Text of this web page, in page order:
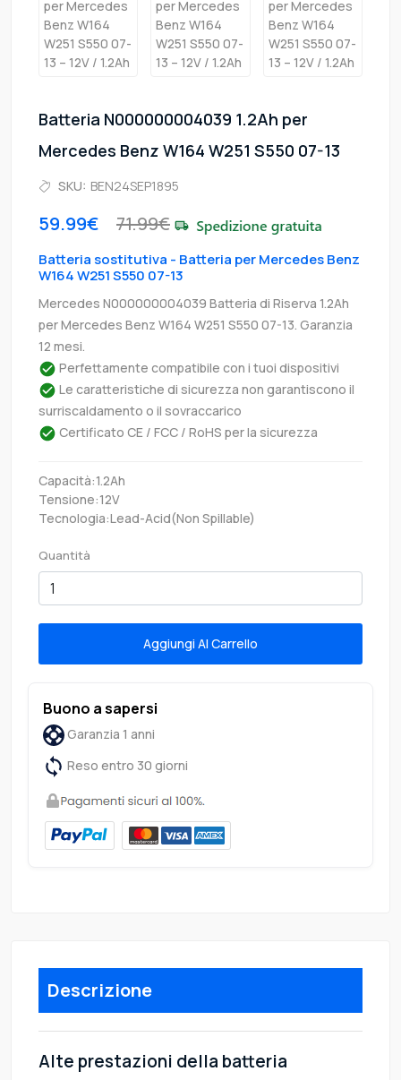
Batteria N000000004039 1.2Ah per
Mercedes Benz W164 W251 S550 07-13
SKU: BEN24SEP1895
59.99€ 71.99€
Batteria sostitutiva - Batteria per Mercedes Benz
W164 W251 S550 07-13
Mercedes N000000004039 Batteria di Riserva 1.2Ah
per Mercedes Benz W164 W251 S550 07-13. Garanzia
12 mesi.
Perfettamente compatibile con i tuoi dispositivi
Le caratteristiche di sicurezza non garantiscono il
surriscaldamento o il sovraccarico
Certificato CE / FCC / RoHS per la sicurezza
Capacità:1.2Ah
Tensione:12V
Tecnologia:Lead-Acid(Non Spillable)
Quantità
Aggiungi Al Carrello
Buono a sapersi
Garanzia 1 anni
Reso entro 30 giorni
Descrizione
Alte prestazioni della batteria